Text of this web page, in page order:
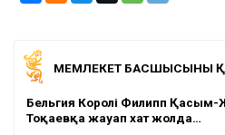
МЕМЛЕКЕТ БАСШЫСЫНЫҢ
Бельгия Королі Филипп
Тоқаевқа жауап хат жолда…